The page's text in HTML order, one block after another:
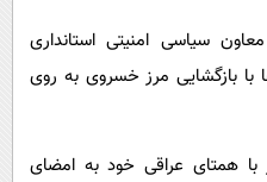
سیاسی امنیتی استانداری
با بازگشایی مرز خسروی به روی
با همتای عراقی خود به امضای